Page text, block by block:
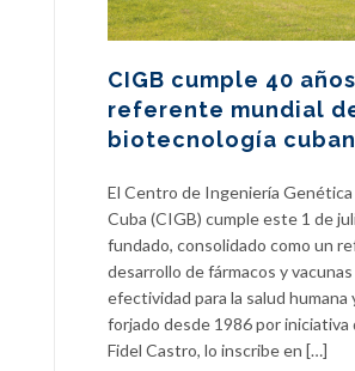
CIGB cumple 40
referente mundial
biotecnología
El Centro de Ingeniería
Cuba (CIGB) cumple este 1 de
fundado, consolidado como un
desarrollo de fármacos y
efectividad para la salud humana
forjado desde 1986 por
Fidel Castro, lo inscribe en […]